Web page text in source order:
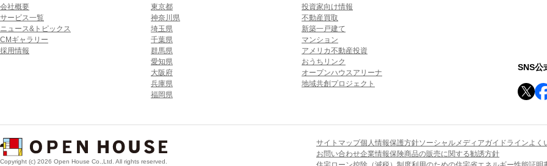
会社概要
サービス一覧
ニュース&トピックス
CMギャラリー
採用情報
東京都
神奈川県
埼玉県
千葉県
群馬県
愛知県
大阪府
兵庫県
福岡県
投資家向け情報
不動産買取
新築一戸建て
マンション
アメリカ不動産投資
おうちリンク
オープンハウスアリーナ
地域共創プロジェクト
SNS公
Copyright (c) 2026 Open House Co.,Ltd. All rights reserved.
サイトマップ個人情報保護方針ソーシャルメディアガイドラインよく
お問い合わせ企業情報保険商品の販売に関する勧誘方針